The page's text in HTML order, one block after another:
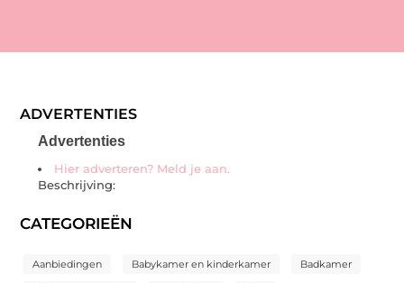
ADVERTENTIES
Advertenties
Hier adverteren? Meld je aan.
Beschrijving:
CATEGORIEËN
Aanbiedingen Babykamer en kinderkamer Badkamer